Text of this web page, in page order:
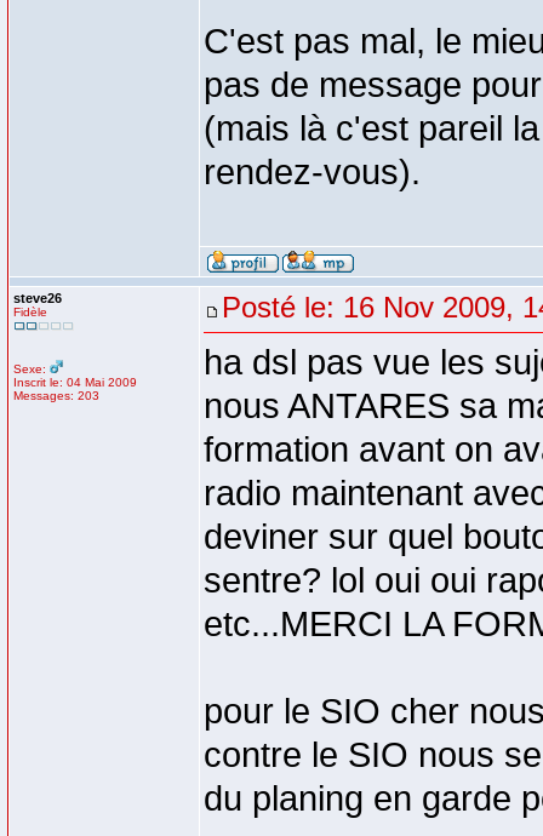
C'est pas mal, le
pas de message
(mais là c'est pareil
rendez-vous).
steve26
Fidèle
Sexe:
Inscrit le: 04 Mai 2009
Messages: 203
Posté le: 16 Nov 2009,
ha dsl pas vue les
nous ANTARES sa
formation avant on
radio maintenant
deviner sur quel
sentre? lol oui oui
etc...MERCI LA
pour le SIO cher
contre le SIO nous
du planing en garde